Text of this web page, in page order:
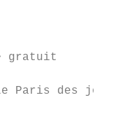
gratuit
Paris des